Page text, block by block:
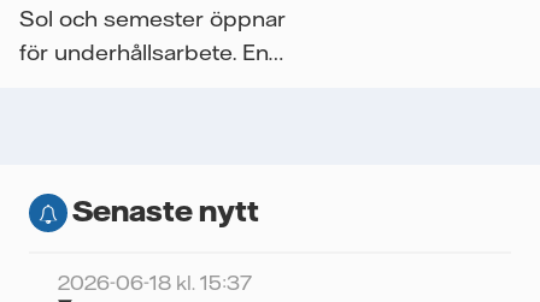
Sol och semester öppnar
för underhållsarbete. En
Senaste nytt
2026-06-18 kl. 15:37